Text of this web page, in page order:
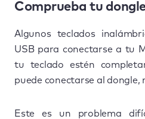
Comprueba tu
Algunos teclados
USB para conectarse a tu
tu teclado estén
puede conectarse al dongle,
Este es un problema